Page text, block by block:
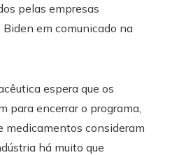
pelas empresas
Biden em comunicado na
espera que os
para encerrar o programa,
medicamentos consideram
há muito que